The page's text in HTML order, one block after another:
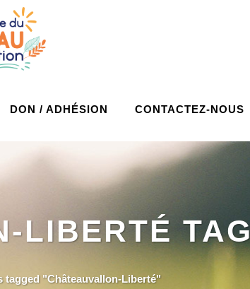
DON / ADHÉSION CONTACTEZ-NOUS
LIBERTÉ TAG
tagged "Châteauvallon-Liberté"